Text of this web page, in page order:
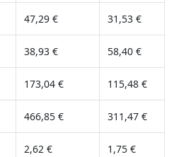
47,29 € 31,53 €
38,93 € 58,40 €
173,04 € 115,48 €
466,85 € 311,47 €
2,62 € 1,75 €